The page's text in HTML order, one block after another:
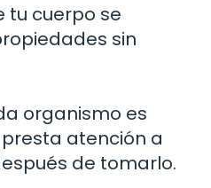
tu cuerpo se
sin
organismo es
atención a
de tomarlo.